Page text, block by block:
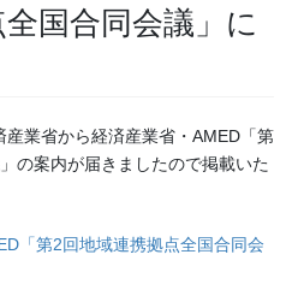
国合同会議」に
業省から経済産業省・AMED「第
の案内が届きましたので掲載いた
「第2回地域連携拠点全国合同会